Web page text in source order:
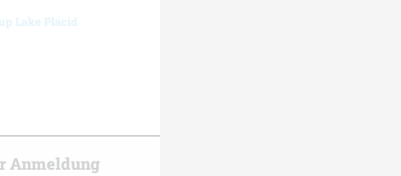
Lake Placid
Anmeldung